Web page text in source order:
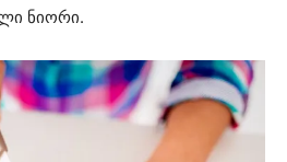
ნიორი.